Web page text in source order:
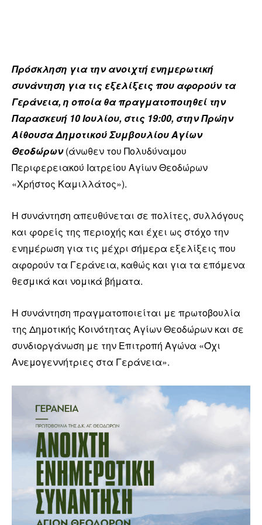
Πρόσκληση για την ανοιχτή ενημερωτική
συνάντηση για τις εξελίξεις που αφορούν τα
Γεράνεια, η οποία θα πραγματοποιηθεί την
Παρασκευή 10 Ιουλίου, στις 19:00, στην Πρώην
Αίθουσα Δημοτικού Συμβουλίου Αγίων
Θεοδώρων(άνωθεν του Πολυδύναμου
Περιφερειακού Ιατρείου Αγίων Θεοδώρων
«Χρήστος Καμιλλάτος»).
Η συνάντηση απευθύνεται σε πολίτες, συλλόγους
και φορείς της περιοχής και έχει ως στόχο την
ενημέρωση για τις μέχρι σήμερα εξελίξεις που
αφορούν τα Γεράνεια, καθώς και για τα επόμενα
θεσμικά και νομικά βήματα.
Η συνάντηση πραγματοποιείται με πρωτοβουλία
της Δημοτικής Κοινότητας Αγίων Θεοδώρων και σε
συνδιοργάνωση με την Επιτροπή Αγώνα «Όχι
Ανεμογεννήτριες στα Γεράνεια».